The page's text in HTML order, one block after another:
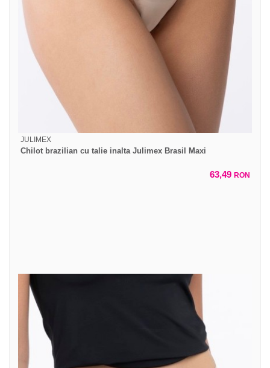
JULIMEX
Chilot brazilian cu talie inalta Julimex Brasil Maxi
63,49 RON